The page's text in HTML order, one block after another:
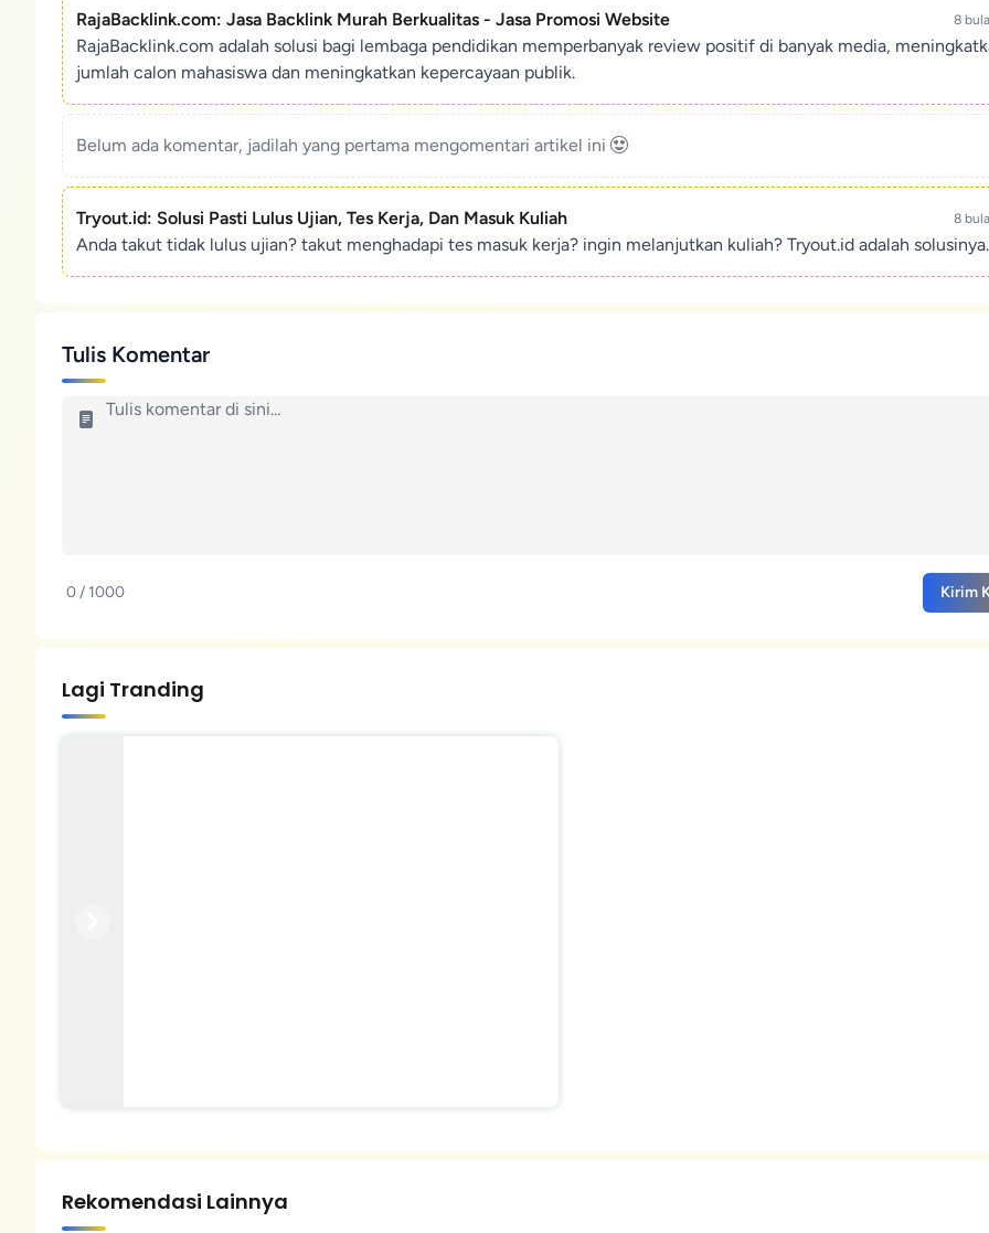
RajaBacklink.com: Jasa Backlink Murah Berkualitas - Jasa Promosi Website 8
RajaBacklink.com adalah solusi bagi lembaga pendidikan memperbanyak review positif di banyak media,
jumlah calon mahasiswa dan meningkatkan kepercayaan publik.
Belum ada komentar, jadilah yang pertama mengomentari artikel ini
Tryout.id: Solusi Pasti Lulus Ujian, Tes Kerja, Dan Masuk Kuliah 8
Anda takut tidak lulus ujian? takut menghadapi tes masuk kerja? ingin melanjutkan kuliah? Tryout.id adalah solusinya.
Tulis Komentar
0 / 1000 Kirim
Lagi Tranding
Rekomendasi Lainnya